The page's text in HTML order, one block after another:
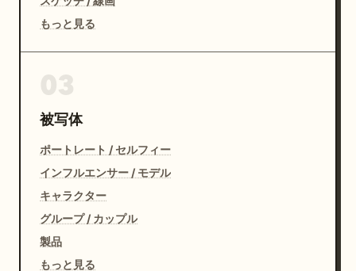
もっと見る
被写体
ポートレート / セルフィー
インフルエンサー / モデル
キャラクター
グループ / カップル
製品
もっと見る